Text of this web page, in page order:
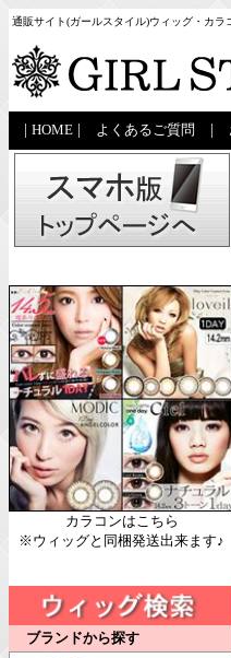
通販サイト(ガールスタイル)ウィッグ・カ
HOME よくあるご質問
カラコンはこちら
※ウィッグと同梱発送出来ます♪
ブランドから探す